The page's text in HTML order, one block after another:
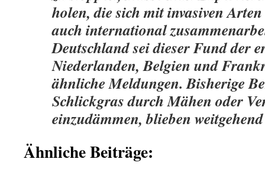
holen, die sich mit invasiven
auch international
Deutschland sei dieser Fund der
Niederlanden, Belgien und
ähnliche Meldungen. Bisherige
Schlickgras durch Mähen oder
einzudämmen, blieben
Ähnliche Beiträge: